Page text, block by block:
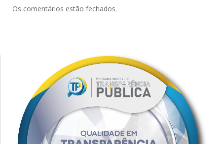
Os comentários estão fechados.